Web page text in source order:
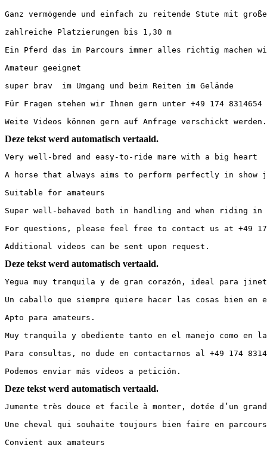
Ganz vermögende und einfach zu reitende Stute mit
zahlreiche Platzierungen bis 1,30 m
Ein Pferd das im Parcours immer alles richtig machen
Amateur geeignet
super brav  im Umgang und beim Reiten im Gelände
Für Fragen stehen wir Ihnen gern unter +49 174 8314654
Weite Videos können gern auf Anfrage verschickt werden.
Deze tekst werd automatisch vertaald.
Very well-bred and easy-to-ride mare with a big heart
A horse that always aims to perform perfectly in show
Suitable for amateurs
Super well-behaved both in handling and when riding
For questions, please feel free to contact us at +49 174
Additional videos can be sent upon request.
Deze tekst werd automatisch vertaald.
Yegua muy tranquila y de gran corazón, ideal para
Un caballo que siempre quiere hacer las cosas bien
Apto para amateurs.
Muy tranquila y obediente tanto en el manejo como en
Para consultas, no dude en contactarnos al +49 174
Podemos enviar más vídeos a petición.
Deze tekst werd automatisch vertaald.
Jumente très douce et facile à monter, dotée d’un
Une cheval qui souhaite toujours bien faire en
Convient aux amateurs